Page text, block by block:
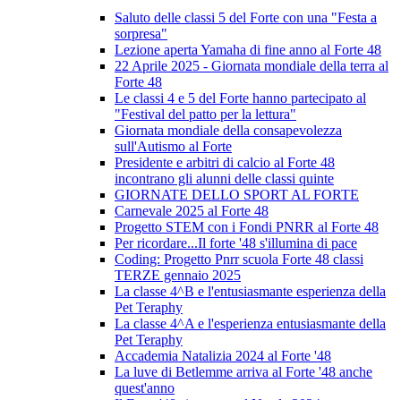
Saluto delle classi 5 del Forte con una "Festa a
sorpresa"
Lezione aperta Yamaha di fine anno al Forte 48
22 Aprile 2025 - Giornata mondiale della terra al
Forte 48
Le classi 4 e 5 del Forte hanno partecipato al
"Festival del patto per la lettura"
Giornata mondiale della consapevolezza
sull'Autismo al Forte
Presidente e arbitri di calcio al Forte 48
incontrano gli alunni delle classi quinte
GIORNATE DELLO SPORT AL FORTE
Carnevale 2025 al Forte 48
Progetto STEM con i Fondi PNRR al Forte 48
Per ricordare...Il forte '48 s'illumina di pace
Coding: Progetto Pnrr scuola Forte 48 classi
TERZE gennaio 2025
La classe 4^B e l'entusiasmante esperienza della
Pet Teraphy
La classe 4^A e l'esperienza entusiasmante della
Pet Teraphy
Accademia Natalizia 2024 al Forte '48
La luve di Betlemme arriva al Forte '48 anche
quest'anno